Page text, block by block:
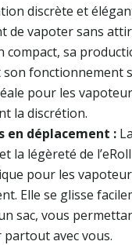
discrète et
de vapoter sans
compact, sa
son fonctionnement
pour les
la discrétion.
en déplacement :
la légèreté de
pour les
Elle se glisse
sac, vous
partout avec vous.